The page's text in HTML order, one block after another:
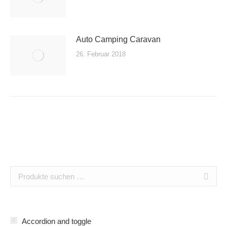
Auto Camping Caravan
26. Februar 2018
Accordion and toggle